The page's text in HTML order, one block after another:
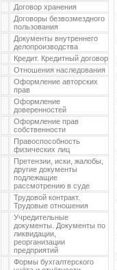
Договор хранения
Договоры безвозмездного
пользования
Документы внутреннего
делопроизводства
Кредит. Кредитный договор
Отношения наследования
Оформление авторских
прав
Оформление
доверенностей
Оформление прав
собственности
Правоспособность
физических лиц
Претензии, иски, жалобы,
другие документы
подлежащие
рассмотрению в суде
Трудовой контракт.
Трудовые отношения
Учредительные
документы. Документы по
ликвидации,
реорганизации
предприятий
Формы бухгалтерского